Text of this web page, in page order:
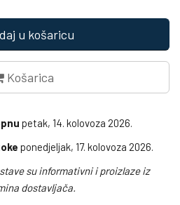
u košaricu
Košarica
petak, 14. kolovoza 2026.
ponedjeljak, 17. kolovoza 2026.
su informativni i proizlaze iz
dostavljača.